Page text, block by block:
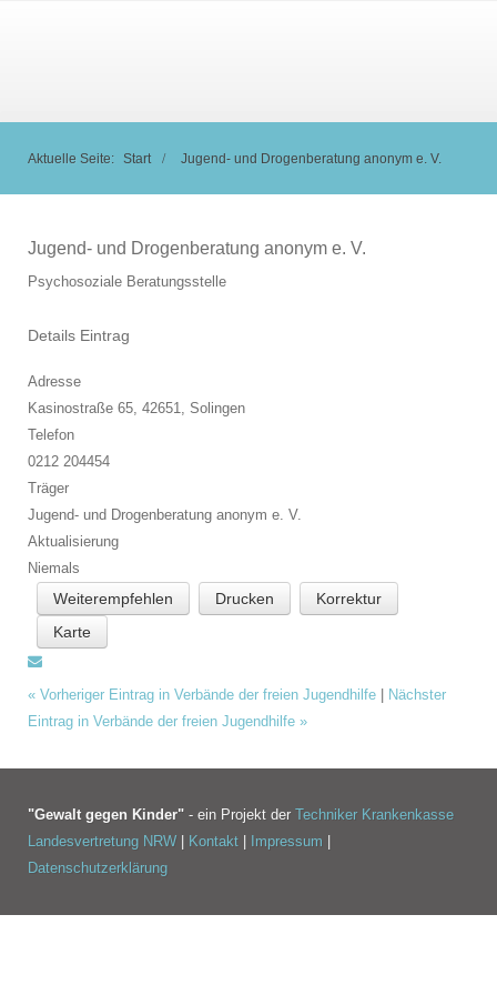
Aktuelle Seite: Start Jugend- und Drogenberatung anonym e. V.
Jugend- und Drogenberatung anonym e. V.
Psychosoziale Beratungsstelle
Details Eintrag
Adresse
Kasinostraße 65, 42651, Solingen
Telefon
0212 204454
Träger
Jugend- und Drogenberatung anonym e. V.
Aktualisierung
Niemals
Weiterempfehlen Drucken
Korrektur
Karte
« Vorheriger Eintrag in Verbände der freien Jugendhilfe | Nächster
Eintrag in Verbände der freien Jugendhilfe »
"Gewalt gegen Kinder" - ein Projekt der Techniker Krankenkasse
Landesvertretung NRW | Kontakt | Impressum |
Datenschutzerklärung